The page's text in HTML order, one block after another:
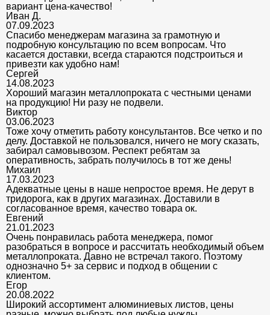
вариант цена-качество!
Иван Д.
07.09.2023
Спасибо менеджерам магазина за грамотную и
подробную консультацию по всем вопросам. Что
касается доставки, всегда стараются подстроиться и
привезти как удобно нам!
Сергей
14.08.2023
Хороший магазин металлопроката с честными ценами
на продукцию! Ни разу не подвели.
Виктор
03.06.2023
Тоже хочу отметить работу консультантов. Все четко и по
делу. Доставкой не пользовался, ничего не могу сказать,
забирал самовывозом. Респект ребятам за
оперативность, забрать получилось в тот же день!
Михаил
17.03.2023
Адекватные цены в наше непростое время. Не дерут в
тридорога, как в других магазинах. Доставили в
согласованное время, качество товара ок.
Евгений
21.01.2023
Очень понравилась работа менеджера, помог
разобраться в вопросе и рассчитать необходимый объем
металлопроката. Давно не встречал такого. Поэтому
однозначно 5+ за сервис и подход в общении с
клиентом.
Егор
20.08.2022
Широкий ассортимент алюминиевых листов, цены